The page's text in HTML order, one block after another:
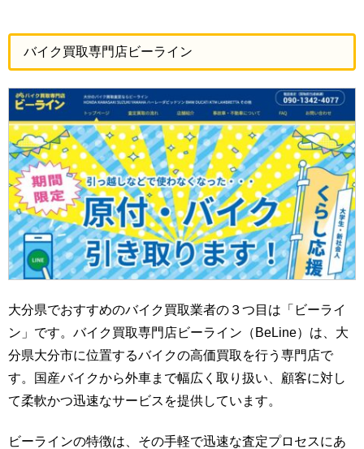
バイク買取専門店ビーライン
大分県でおすすめのバイク買取業者の３つ目は「ビーライ
ン」です。バイク買取専門店ビーライン（BeLine）は、大
分県大分市に位置するバイクの高価買取を行う専門店で
す。国産バイクから外車まで幅広く取り扱い、顧客に対し
て柔軟かつ迅速なサービスを提供しています。
ビーラインの特徴は、その手軽で迅速な査定プロセスにあ